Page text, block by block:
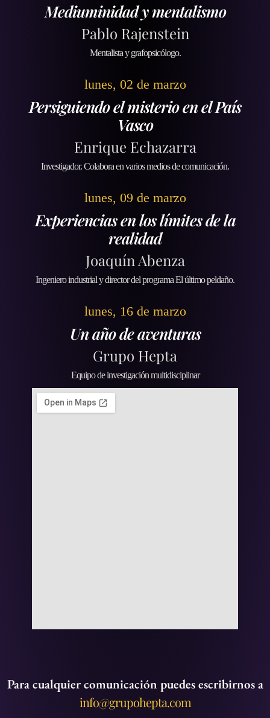
Mediuminidad y mentalismo
Pablo Rajenstein
Mentalista y grafopsicólogo.
lunes, 02 de marzo
Persiguiendo el misterio en el País
Vasco
Enrique Echazarra
Investigador. Colabora en varios medios de comunicación.
lunes, 09 de marzo
Experiencias en los límites de la
realidad
Joaquín Abenza
Ingeniero industrial y director del programa El último peldaño.
lunes, 16 de marzo
Un año de aventuras
Grupo Hepta
Equipo de investigación multidisciplinar
Para cualquier comunicación puedes escribirnos a
info@grupohepta.com